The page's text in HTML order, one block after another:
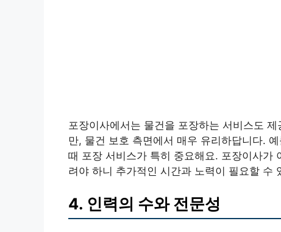
포장이사에서는 물건을 포장하는 서비스도
만, 물건 보호 측면에서 매우 유리하답니다.
때 포장 서비스가 특히 중요해요. 포장이사가
려야 하니 추가적인 시간과 노력이 필요할 수
4. 인력의 수와 전문성